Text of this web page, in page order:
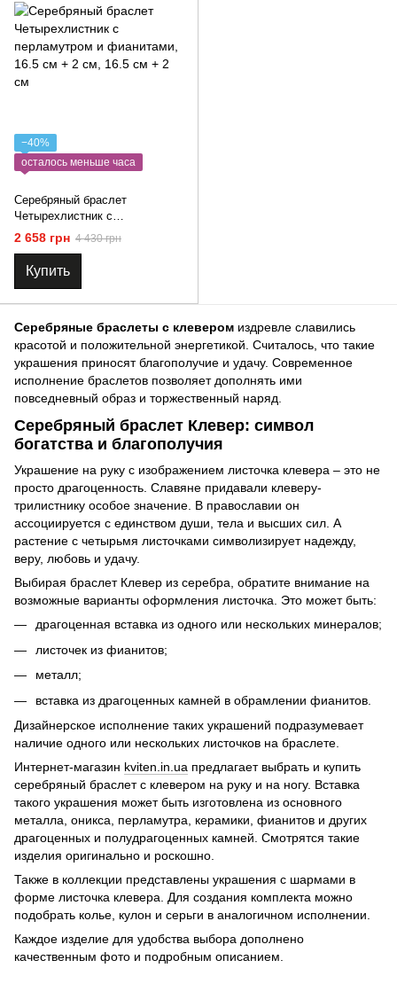
−40%
осталось меньше часа
Серебряный браслет
Четырехлистник с
перламутром и фианитами
2 658 грн 4 430 грн
Купить
Серебряные браслеты с клевером издревле славились
красотой и положительной энергетикой. Считалось, что такие
украшения приносят благополучие и удачу. Современное
исполнение браслетов позволяет дополнять ими
повседневный образ и торжественный наряд.
Серебряный браслет Клевер: символ
богатства и благополучия
Украшение на руку с изображением листочка клевера – это не
просто драгоценность. Славяне придавали клеверу-
трилистнику особое значение. В православии он
ассоциируется с единством души, тела и высших сил. А
растение с четырьмя листочками символизирует надежду,
веру, любовь и удачу.
Выбирая браслет Клевер из серебра, обратите внимание на
возможные варианты оформления листочка. Это может быть:
драгоценная вставка из одного или нескольких минералов;
листочек из фианитов;
металл;
вставка из драгоценных камней в обрамлении фианитов.
Дизайнерское исполнение таких украшений подразумевает
наличие одного или нескольких листочков на браслете.
Интернет-магазин kviten.in.ua предлагает выбрать и купить
серебряный браслет с клевером на руку и на ногу. Вставка
такого украшения может быть изготовлена из основного
металла, оникса, перламутра, керамики, фианитов и других
драгоценных и полудрагоценных камней. Смотрятся такие
изделия оригинально и роскошно.
Также в коллекции представлены украшения с шармами в
форме листочка клевера. Для создания комплекта можно
подобрать колье, кулон и серьги в аналогичном исполнении.
Каждое изделие для удобства выбора дополнено
качественным фото и подробным описанием.